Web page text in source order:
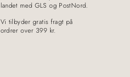
landet med GLS og PostNord.
Vi tilbyder gratis fragt på
ordrer over 399 kr.